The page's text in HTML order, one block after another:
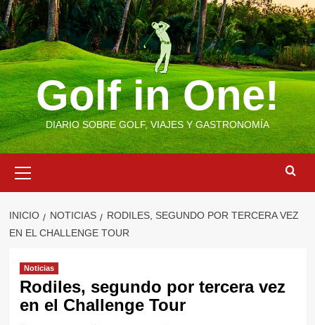
Saltar
al
contenido
Golf in One!
DIARIO SOBRE GOLF, VIAJES Y GASTRONOMÍA
primario
INICIO NOTICIAS
RODILES, SEGUNDO POR TERCERA VEZ
EN EL CHALLENGE TOUR
Noticias
Rodiles, segundo por tercera vez
en el Challenge Tour